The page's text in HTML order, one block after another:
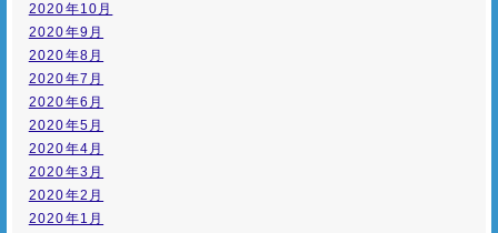
2020年10月
2020年9月
2020年8月
2020年7月
2020年6月
2020年5月
2020年4月
2020年3月
2020年2月
2020年1月